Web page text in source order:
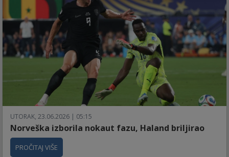
UTORAK, 23.06.2026 | 05:15
Norveška izborila nokaut fazu, Haland briljirao
PROČITAJ VIŠE